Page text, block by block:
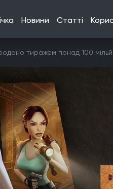
Новини Статті
тиражем понад 100